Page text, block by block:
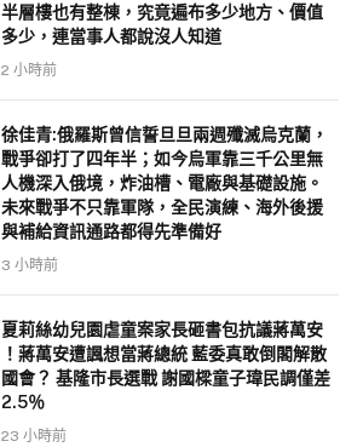
半層樓也有整棟，究竟遍布多少地方、價值
多少，連當事人都說沒人知道
2 小時前
徐佳青:俄羅斯曾信誓旦旦兩週殲滅烏克蘭，
戰爭卻打了四年半；如今烏軍靠三千公里無
人機深入俄境，炸油槽、電廠與基礎設施。
未來戰爭不只靠軍隊，全民演練、海外後援
與補給資訊通路都得先準備好
3 小時前
夏莉絲幼兒園虐童案家長砸書包抗議蔣萬安
！蔣萬安遭諷想當蔣總統 藍委真敢倒閣解散
國會？ 基隆市長選戰 謝國樑童子瑋民調僅差
2.5％
23 小時前